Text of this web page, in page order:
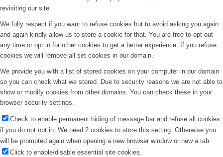
revisiting our site.
We fully respect if you want to refuse cookies but to avoid asking you again
and again kindly allow us to store a cookie for that. You are free to opt out
any time or opt in for other cookies to get a better experience. If you refuse
cookies we will remove all set cookies in our domain.
We provide you with a list of stored cookies on your computer in our domain
so you can check what we stored. Due to security reasons we are not able to
show or modify cookies from other domains. You can check these in your
browser security settings.
Check to enable permanent hiding of message bar and refuse all cookies
if you do not opt in. We need 2 cookies to store this setting. Otherwise you
will be prompted again when opening a new browser window or new a tab.
Click to enable/disable essential site cookies.